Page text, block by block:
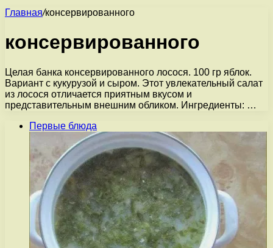
Главная/консервированного
консервированного
Целая банка консервированного лосося. 100 гр яблок.
Вариант с кукурузой и сыром. Этот увлекательный салат
из лосося отличается приятным вкусом и
представительным внешним обликом. Ингредиенты: …
Первые блюда